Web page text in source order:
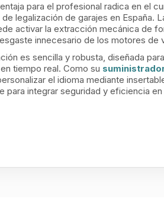
para el profesional radica en el
legalización de garajes en España.
activar la extracción mecánica de
innecesario de los motores de
es sencilla y robusta, diseñada
tiempo real. Como su
el idioma mediante
para integrar seguridad y eficiencia